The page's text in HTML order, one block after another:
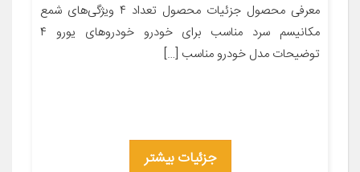
معرفی محصول جزئیات محصول تعداد ۴ ویژگی‌های شمع
مکانیسم سرد مناسب برای خودرو خودروهای یورو ۴
توضیحات مدل خودرو مناسب […]
جزئیات بیشتر